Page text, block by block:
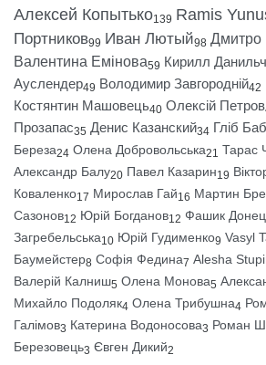
Алексей Копытько139 Ramis
Портников99 Иван Лютый98 Дмитро
Валентина Емінова59 Кирилл
Ауслендер49 Володимир Завгородній42
Костянтин Машовець40 Олексій Петров
Прозапас35 Денис Казанский34 Гліб
Береза24 Олена Добровольська21 Тарас
Александр Балу20 Павел Казарин19
Коваленко17 Мирослав Гай16 Мартин
Сазонов12 Юрій Богданов12 Фашик
Загребельська10 Юрій Гудименко9 Vasyl
Баумейстер8 Софія Федина7 Alesha
Валерій Калниш5 Олена Монова5
Михайло Подоляк4 Олена Трибушна4
Галімов3 Катерина Водоносова3 Роман
Березовець3 Євген Дикий2